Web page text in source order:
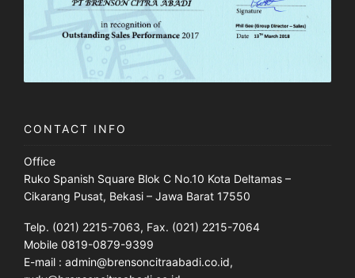
CONTACT INFO
Office
Ruko Spanish Square Blok C No.10 Kota Deltamas –
Cikarang Pusat, Bekasi – Jawa Barat 17550
Telp. (021) 2215-7063, Fax. (021) 2215-7064
Mobile 0819-0879-9399
E-mail : admin@brensoncitraabadi.co.id,